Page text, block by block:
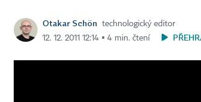
Otakar Schön
technologický editor
12. 12. 2011 12:14 ▪ 4 min. čtení